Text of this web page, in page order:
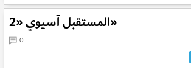
المستقبل آسيوي «2»
0